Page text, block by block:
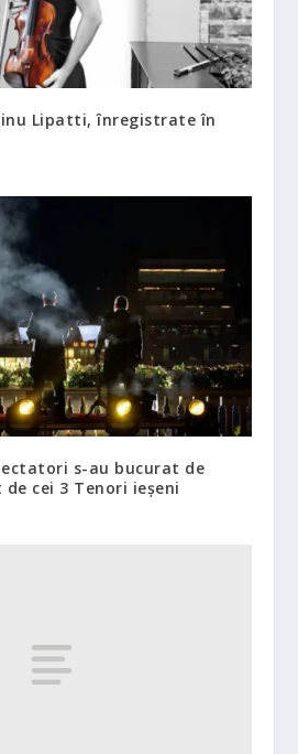
Lipatti, înregistrate în
s-au bucurat de
cei 3 Tenori ieșeni